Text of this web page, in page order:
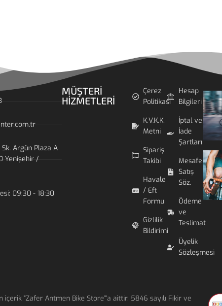
Argün Plaza A
Yenişehir /
09:30 - 18:30
MÜŞTERI
HIZMETLERI
Çerez
Politikası
K.V.K.K.
Metni
Sipariş
Takibi
Havale
/ Eft
Formu
Gizlilik
Bildirimi
Hesap
Bilgileri
İptal ve
İade
Şartları
Mesafeli
Satış
Söz.
Ödeme
ve
Teslimat
Üyelik
Sözleşmesi
içerik "Zafer Antmen Bike Store"'a aittir. 5846 sayılı Fikir ve